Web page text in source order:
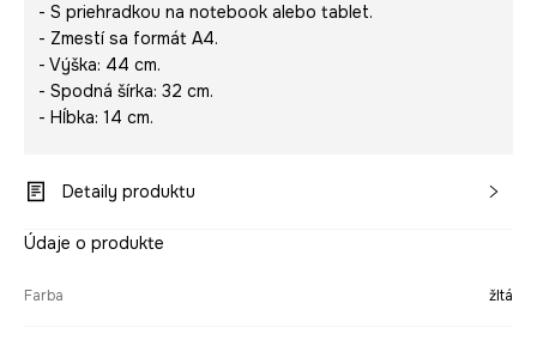
- S priehradkou na notebook alebo tablet.
- Zmestí sa formát A4.
- Výška: 44 cm.
- Spodná šírka: 32 cm.
- Hĺbka: 14 cm.
Detaily produktu
Údaje o produkte
Farba žltá